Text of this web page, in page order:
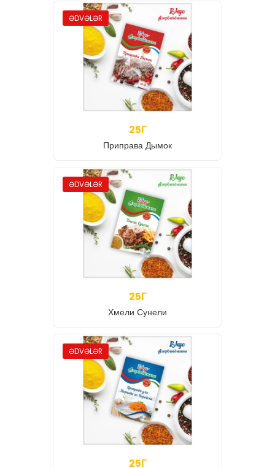
ƏDVƏLƏR
25Г
Приправа Дымок
ƏDVƏLƏR
25Г
Хмели Сунели
ƏDVƏLƏR
25Г